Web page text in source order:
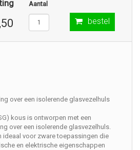
Aantal
bestel
over een isolerende glasvezelhuls
kous is ontworpen met een
over een isolerende glasvezelhuls.
ideaal voor zware toepassingen die
en elektrische eigenschappen